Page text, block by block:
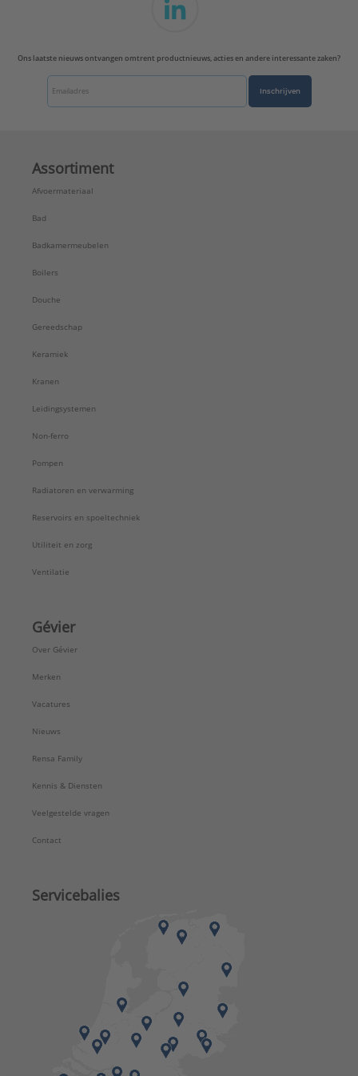
Ons laatste nieuws ontvangen omtrent productnieuws, acties en andere interessante zaken?
Inschrijven
Assortiment
Afvoermateriaal
Bad
Badkamermeubelen
Boilers
Douche
Gereedschap
Keramiek
Kranen
Leidingsystemen
Non-ferro
Pompen
Radiatoren en verwarming
Reservoirs en spoeltechniek
Utiliteit en zorg
Ventilatie
Gévier
Over Gévier
Merken
Vacatures
Nieuws
Rensa Family
Kennis & Diensten
Veelgestelde vragen
Contact
Servicebalies